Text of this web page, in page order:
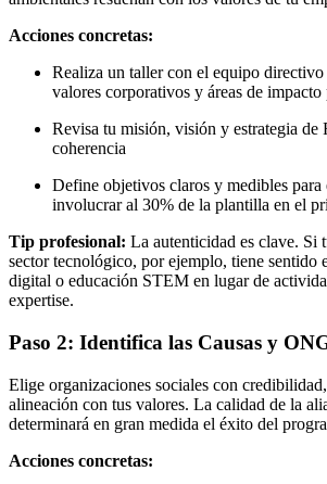
Acciones concretas:
Realiza un taller con el equipo
valores corporativos y áreas de
Revisa tu misión, visión y estrategia de
coherencia
Define objetivos claros y medibles para
involucrar al 30% de la plantilla en el
Tip profesional: La autenticidad es clave. Si
sector tecnológico, por ejemplo, tiene sentido
digital o educación STEM en lugar de
expertise.
Paso 2: Identifica las Causas y
Elige organizaciones sociales con
alineación con tus valores. La calidad de la
determinará en gran medida el éxito del
Acciones concretas: